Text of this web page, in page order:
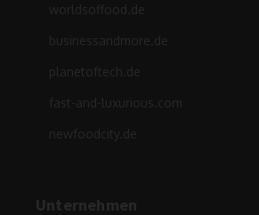
worldsoffood.de
businessandmore.de
planetoftech.de
fast-and-luxurious.com
newfoodcity.de
Unternehmen